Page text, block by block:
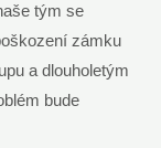
tým se
zámku
a dlouholetým
bude